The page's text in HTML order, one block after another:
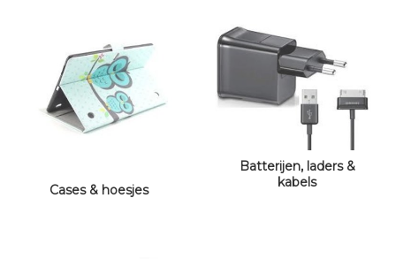
Cases & hoesjes
Batterijen, laders &
kabels